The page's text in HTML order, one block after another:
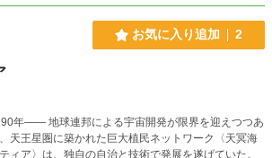
お気に入り追加 2
年―― 地球連邦による宇宙開発が限界を迎えつつあ
天王星圏に築かれた巨大植民ネットワーク〈天冥海
ィア〉は、独自の自治と技術で発展を遂げていた。